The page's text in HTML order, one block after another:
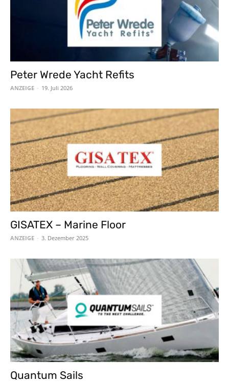
Peter Wrede Yacht Refits
ANZEIGE - 19. Juli 2026
GISATEX – Marine Floor
ANZEIGE - 3. Dezember 2025
Quantum Sails